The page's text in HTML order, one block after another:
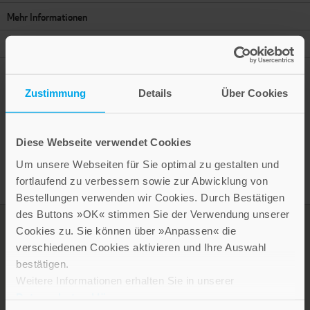
Zustimmung Details Über Cookies
Diese Webseite verwendet Cookies
Um unsere Webseiten für Sie optimal zu gestalten und
fortlaufend zu verbessern sowie zur Abwicklung von
Bestellungen verwenden wir Cookies. Durch Bestätigen
des Buttons »OK« stimmen Sie der Verwendung unserer
Cookies zu. Sie können über »Anpassen« die
verschiedenen Cookies aktivieren und Ihre Auswahl
bestätigen.
Weitere Informationen erhalten Sie in unserer
Mehr Informationen